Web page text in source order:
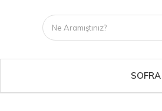
SOFRA